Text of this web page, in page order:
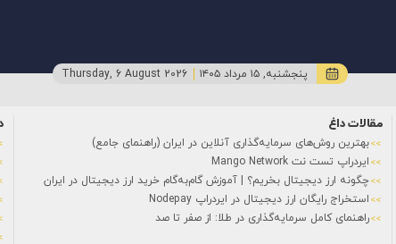
پنجشنبه, ۱۵ مرداد ۱۴۰۵ Thursday, 6 August 2026
مقالات داغ
بهترین روش‌های سرمایه‌گذاری آنلاین در ایران (راهنمای جامع)
ایردراپ تست نت Mango Network
چگونه ارز دیجیتال بخریم؟ | آموزش گام‌به‌گام خرید ارز دیجیتال در ایران
استخراج رایگان ارز دیجیتال در ایردراپ Nodepay
راهنمای کامل سرمایه‌گذاری در طلا: از صفر تا صد